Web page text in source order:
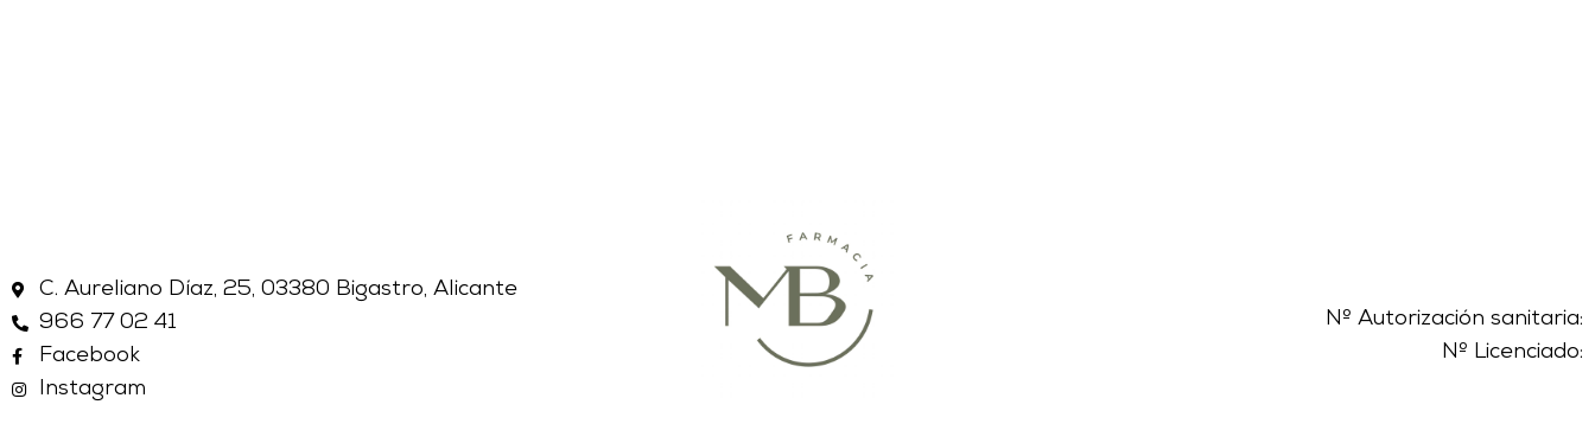
C. Aureliano Díaz, 25, 03380 Bigastro, Alicante
966 77 02 41
Facebook
Instagram
Nº Autorización sanitaria:
Nº Licenciado: